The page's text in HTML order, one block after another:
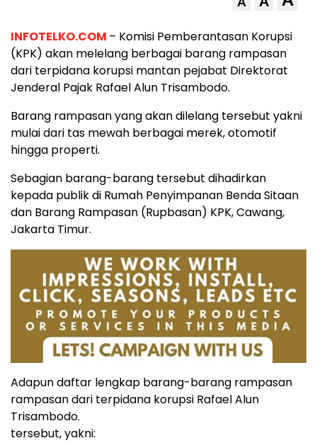
INFOTELKO.COM – Komisi Pemberantasan Korupsi
(KPK) akan melelang berbagai barang rampasan
dari terpidana korupsi mantan pejabat Direktorat
Jenderal Pajak Rafael Alun Trisambodo.
Barang rampasan yang akan dilelang tersebut yakni
mulai dari tas mewah berbagai merek, otomotif
hingga properti.
Sebagian barang-barang tersebut dihadirkan
kepada publik di Rumah Penyimpanan Benda Sitaan
dan Barang Rampasan (Rupbasan) KPK, Cawang,
Jakarta Timur.
Adapun daftar lengkap barang-barang rampasan
rampasan dari terpidana korupsi Rafael Alun
Trisambodo.
tersebut, yakni: